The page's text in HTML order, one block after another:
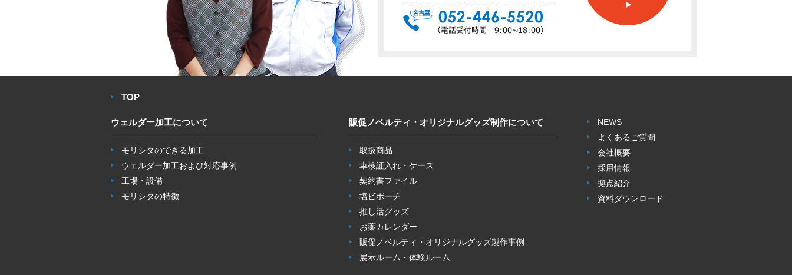
TOP
ウェルダー加工について
モリシタのできる加工
ウェルダー加工および対応事例
工場・設備
モリシタの特徴
販促ノベルティ・オリジナルグッズ制作について
取扱商品
車検証入れ・ケース
契約書ファイル
塩ビポーチ
推し活グッズ
お薬カレンダー
販促ノベルティ・オリジナルグッズ製作事例
展示ルーム・体験ルーム
NEWS
よくあるご質問
会社概要
採用情報
拠点紹介
資料ダウンロード